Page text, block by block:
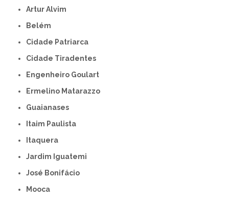
Artur Alvim
Belém
Cidade Patriarca
Cidade Tiradentes
Engenheiro Goulart
Ermelino Matarazzo
Guaianases
Itaim Paulista
Itaquera
Jardim Iguatemi
José Bonifácio
Mooca